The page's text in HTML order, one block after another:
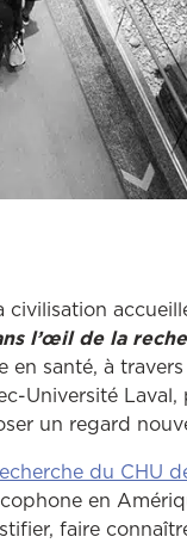
civilisation
l’œil de la
en santé, à
Université
un regard
du CHU
en
faire